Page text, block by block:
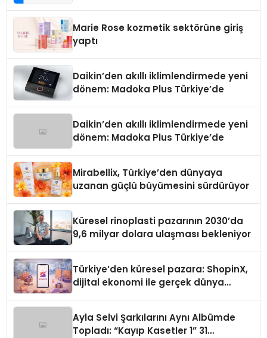
Marie Rose kozmetik sektörüne giriş
yaptı
Daikin’den akıllı iklimlendirmede yeni
dönem: Madoka Plus Türkiye’de
Daikin’den akıllı iklimlendirmede yeni
dönem: Madoka Plus Türkiye’de
Mirabellix, Türkiye’den dünyaya
uzanan güçlü büyümesini sürdürüyor
Küresel rinoplasti pazarının 2030’da
9,6 milyar dolara ulaşması bekleniyor
Türkiye’den küresel pazara: ShopinX,
dijital ekonomi ile gerçek dünya
Ayla Selvi Şarkılarını Aynı Albümde
Topladı: “Kayıp Kasetler 1” 31